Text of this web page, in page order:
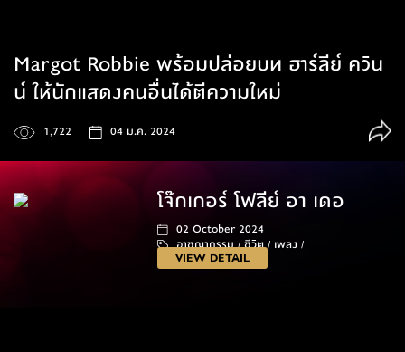
Margot Robbie พร้อมปล่อยบท ฮาร์ลีย์ ควิน
น์ ให้นักแสดงคนอื่นได้ตีความใหม่
1,722 04 ม.ค. 2024
โจ๊กเกอร์ โฟลีย์ อา เดอ
02 October 2024
อาชญากรรม /ชีวิต / เพลง /
138 นาที
VIEW DETAIL